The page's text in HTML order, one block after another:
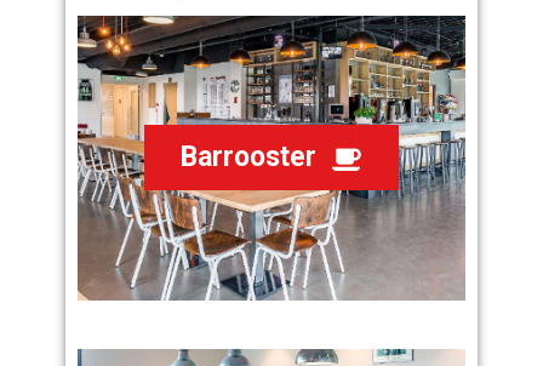
Barrooster